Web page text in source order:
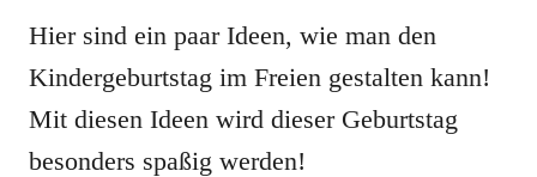
Hier sind ein paar Ideen, wie man den
Kindergeburtstag im Freien gestalten kann!
Mit diesen Ideen wird dieser Geburtstag
besonders spaßig werden!